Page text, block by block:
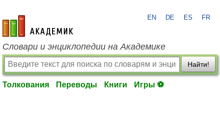
academic.ru
EN DE ES FR
Словари и энциклопедии на Академике
Найти!
Толкования Переводы Книги Игры ⚽